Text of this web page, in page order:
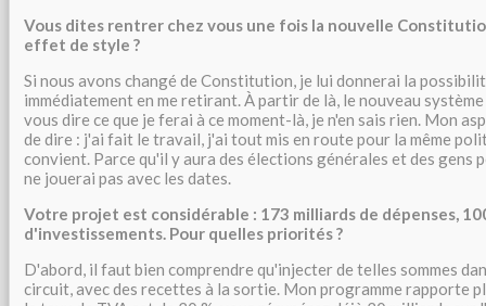
Vous dites rentrer chez vous une fois la nouvelle
effet de style ?
Si nous avons changé de Constitution, je lui donnerai la
immédiatement en me retirant. À partir de là, le nouveau
vous dire ce que je ferai à ce moment-là, je n'en sais rien. Mon
de dire : j'ai fait le travail, j'ai tout mis en route pour la même
convient. Parce qu'il y aura des élections générales et des gens
ne jouerai pas avec les dates.
Votre projet est considérable : 173 milliards de dépenses,
d'investissements. Pour quelles priorités ?
D'abord, il faut bien comprendre qu'injecter de telles sommes
circuit, avec des recettes à la sortie. Mon programme rapporte